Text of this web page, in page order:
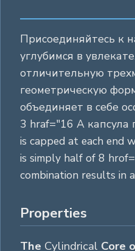
Присоединяйтесь к
углубимся в
отличительную
геометрическую
объединяет в себе
3 hraf="16 A капсула
is capped at each end
is simply half of 8
combination results in
Properties
The Cylindrical Core